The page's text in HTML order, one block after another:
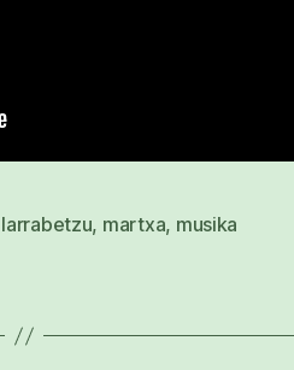
larrabetzu, martxa, musika